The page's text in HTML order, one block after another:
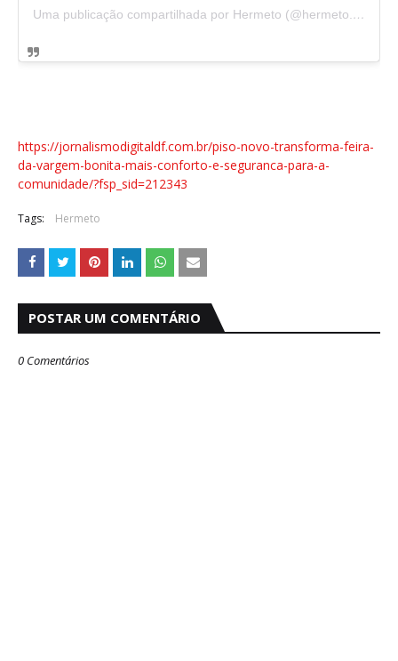
Uma publicação compartilhada por Hermeto (@hermeto.oficial)
https://jornalismodigitaldf.com.br/piso-novo-transforma-feira-
da-vargem-bonita-mais-conforto-e-seguranca-para-a-
comunidade/?fsp_sid=212343
Tags: Hermeto
POSTAR UM COMENTÁRIO
0 Comentários